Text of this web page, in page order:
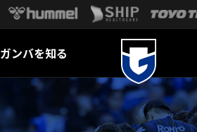
ガンバを知る